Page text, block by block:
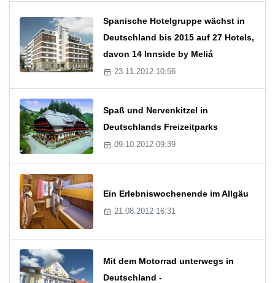
Spanische Hotelgruppe wächst in
Deutschland bis 2015 auf 27 Hotels,
davon 14 Innside by Meliá
23.11.2012 10:56
Spaß und Nervenkitzel in
Deutschlands Freizeitparks
09.10.2012 09:39
Ein Erlebniswochenende im Allgäu
21.08.2012 16:31
Mit dem Motorrad unterwegs in
Deutschland -